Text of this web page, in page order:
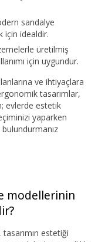
sandalye
için idealdir.
üretilmiş
için uygundur.
ve ihtiyaçlara
tasarımlar,
evlerde estetik
yaparken
modellerinin
estetiği